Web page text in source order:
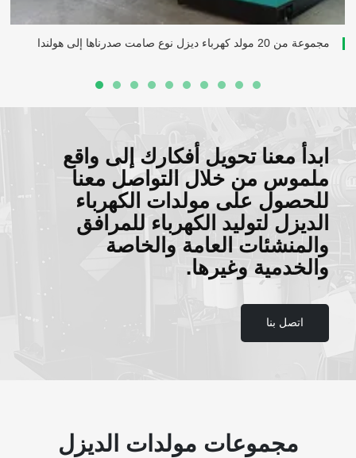
مجموعة من 20 مولد كهرباء ديزل نوع صامت صدرناها إلى هولندا
ابدأ معنا تحويل أفكارك إلى واقع
ملموس من خلال التواصل معنا
للحصول على مولدات الكهرباء
الديزل لتوليد الكهرباء للمرافق
والمنشئات العامة والخاصة
والخدمية وغيرها.
اتصل بنا
مجموعات مولدات الديزل